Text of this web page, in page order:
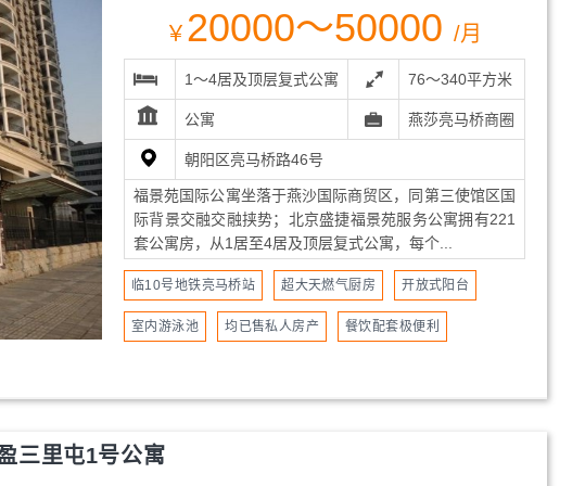
￥ 20000～50000 /月
1～4居及顶层复式公寓 76～340平方米
公寓 燕莎亮马桥商圈
朝阳区亮马桥路46号
福景苑国际公寓坐落于燕沙国际商贸区，同第三使馆区国
际背景交融交融挟势；北京盛捷福景苑服务公寓拥有221
套公寓房，从1居至4居及顶层复式公寓，每个...
临10号地铁亮马桥站 超大天燃气厨房 开放式阳台
室内游泳池 均已售私人房产 餐饮配套极便利
三里屯1号公寓